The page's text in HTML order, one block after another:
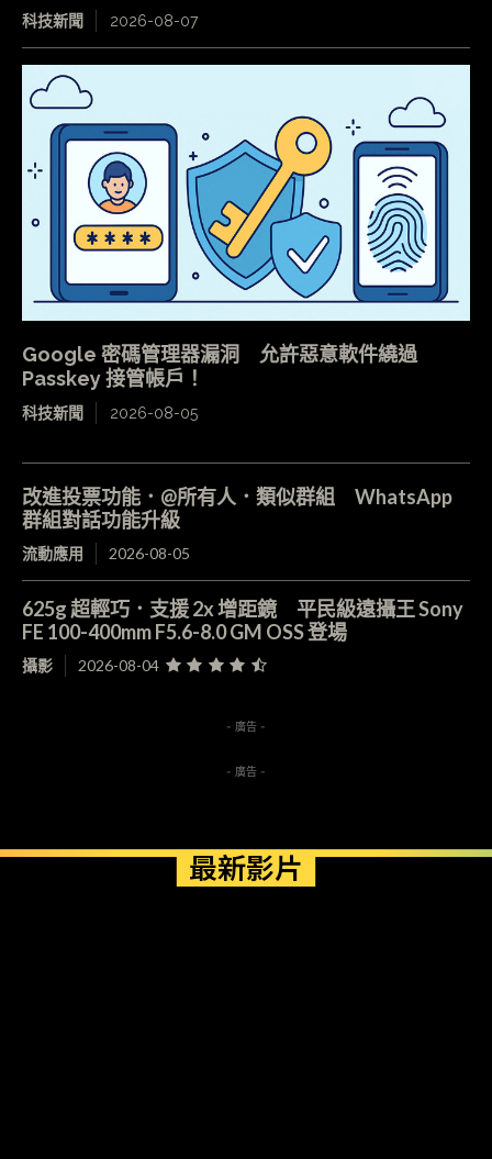
科技新聞 2026-08-07
Google 密碼管理器漏洞 允許惡意軟件繞過
Passkey 接管帳戶！
科技新聞 2026-08-05
改進投票功能．@所有人．類似群組 WhatsApp
群組對話功能升級
流動應用 2026-08-05
625g 超輕巧．支援 2x 增距鏡 平民級遠攝王 Sony
FE 100-400mm F5.6-8.0 GM OSS 登場
攝影 2026-08-04
- 廣告 -
- 廣告 -
最新影片